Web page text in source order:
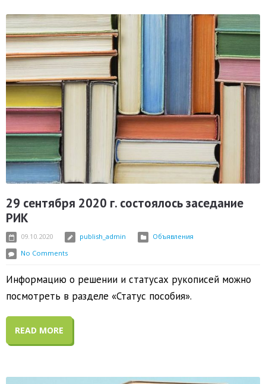
29 сентября 2020 г. состоялось заседание
РИК
09.10.2020 publish_admin
Объявления
No Comments
Информацию о решении и статусах рукописей можно
посмотреть в разделе «Статус пособия».
READ MORE